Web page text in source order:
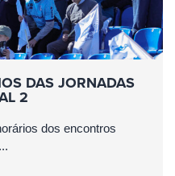
DAS JORNADAS
2
dos encontros